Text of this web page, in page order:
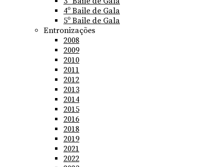
4º Baile de Gala
5º Baile de Gala
Entronizações
2008
2009
2010
2011
2012
2013
2014
2015
2016
2018
2019
2021
2022